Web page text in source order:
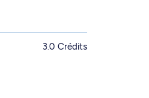
3.0 Crédits